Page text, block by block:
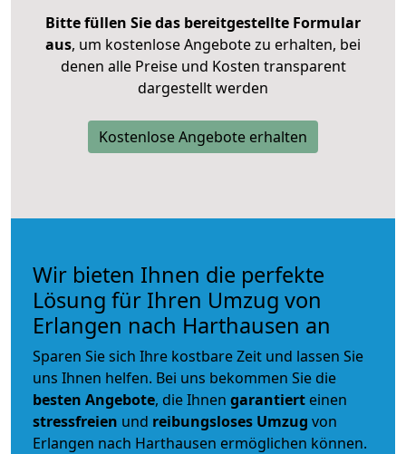
Bitte füllen Sie das bereitgestellte Formular
aus, um kostenlose Angebote zu erhalten, bei
denen alle Preise und Kosten transparent
dargestellt werden
Kostenlose Angebote erhalten
Wir bieten Ihnen die perfekte
Lösung für Ihren Umzug von
Erlangen nach Harthausen an
Sparen Sie sich Ihre kostbare Zeit und lassen Sie
uns Ihnen helfen. Bei uns bekommen Sie die
besten Angebote, die Ihnen garantiert einen
stressfreien und reibungsloses Umzug von
Erlangen nach Harthausen ermöglichen können.